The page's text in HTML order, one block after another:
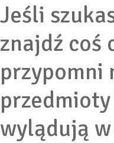
Jeśli
znajdź coś
przypomni
wylądują